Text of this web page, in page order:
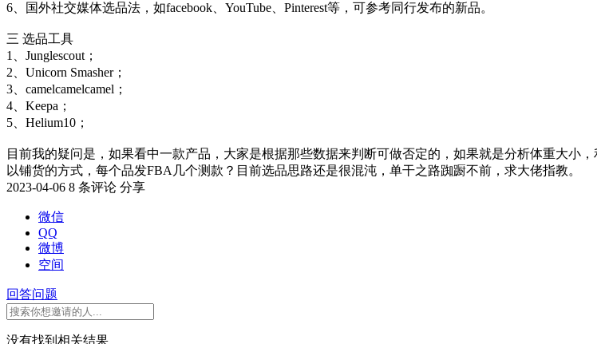
6、国外社交媒体选品法，如facebook、YouTube、Pinterest等，可参考同行发布的新品。
三 选品工具
1、Junglescout；
2、Unicorn Smasher；
3、camelcamelcamel；
4、Keepa；
5、Helium10；
目前我的疑问是，如果看中一款产品，大家是根据那些数据来判断可做否定的，如果就是分析体重大小
以铺货的方式，每个品发FBA几个测款？目前选品思路还是很混沌，单干之路踟蹰不前，求大佬指教。
2023-04-06 8 条评论 分享
微信
QQ
微博
空间
回答问题
没有找到相关结果